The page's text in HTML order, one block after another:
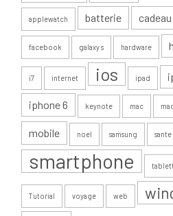
applewatch batterie cadeau
facebook galaxy s hardware
i7 internet ios ipad
iphone 6 keynote mac
mobile noel samsung sante
smartphone
Tutorial voyage web